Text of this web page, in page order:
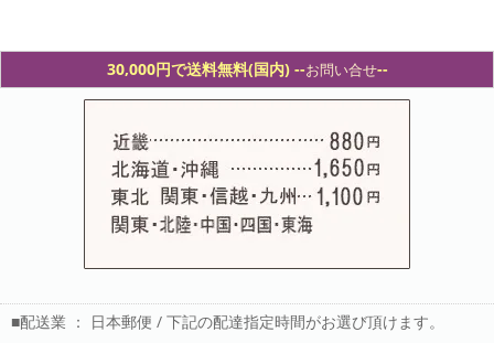
30,000円で送料無料(国内) --お問い合せ--
■配送業 ： 日本郵便 / 下記の配達指定時間がお選び頂けます。